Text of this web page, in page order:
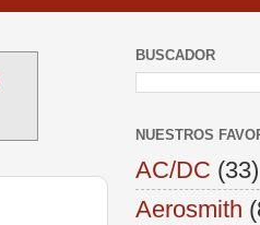
BUSCADOR
NUESTROS
AC/DC (33)
Aerosmith